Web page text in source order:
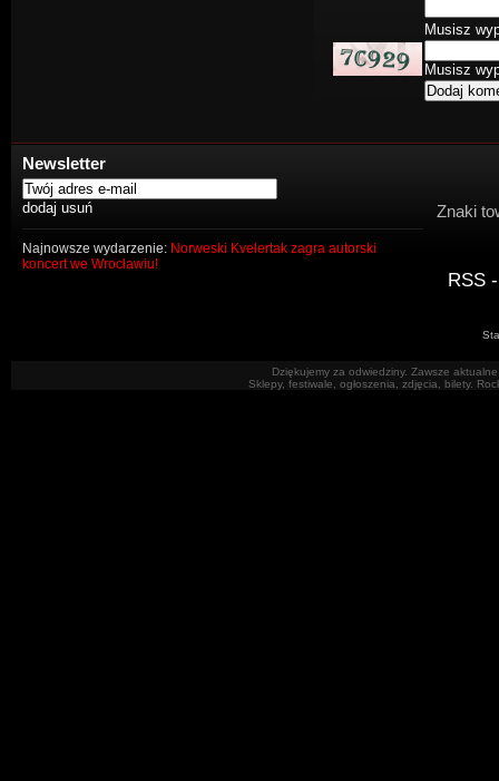
Musisz
Musisz
Newsletter
Najnowsze wydarzenie: Norweski Kvelertak zagra autorski
koncert we Wrocławiu!
Znaki
RSS
Dziękujemy za odwiedziny. Zawsze
Sklepy, festiwale, ogłoszenia, zdjęcia, bilety.